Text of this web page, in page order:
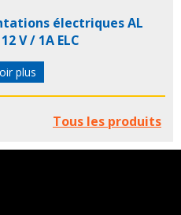
électriques AL
V / 1A ELC
plus
Tous les produits